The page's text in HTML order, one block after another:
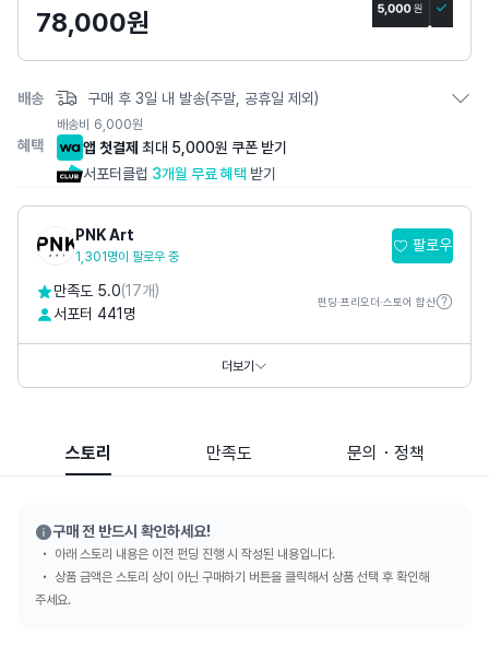
지
78,000원
배송 구매 후 3일 내 발송(주말, 공휴일 제외)
배송비 6,000원
혜택 앱 첫결제 최대 5,000원 쿠폰 받기
서포터클럽 3개월 무료 혜택 받기
PNK Art
1,301명이 팔로우 중
팔로우
만족도 5.0(17개)
서포터 441명
펀딩·프리오더·스토어 합산
더보기
스토리 만족도 문의・정책
구매 전 반드시 확인하세요!
아래 스토리 내용은 이전 펀딩 진행 시 작성된 내용입니다.
상품 금액은 스토리 상이 아닌 구매하기 버튼을 클릭해서 상품 선택 후 확인해
주세요.